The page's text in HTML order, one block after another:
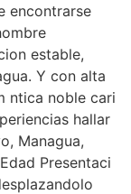
encontrarse
estable,
Y con alta
ntica noble cari
hallar
Managua,
Presentaci